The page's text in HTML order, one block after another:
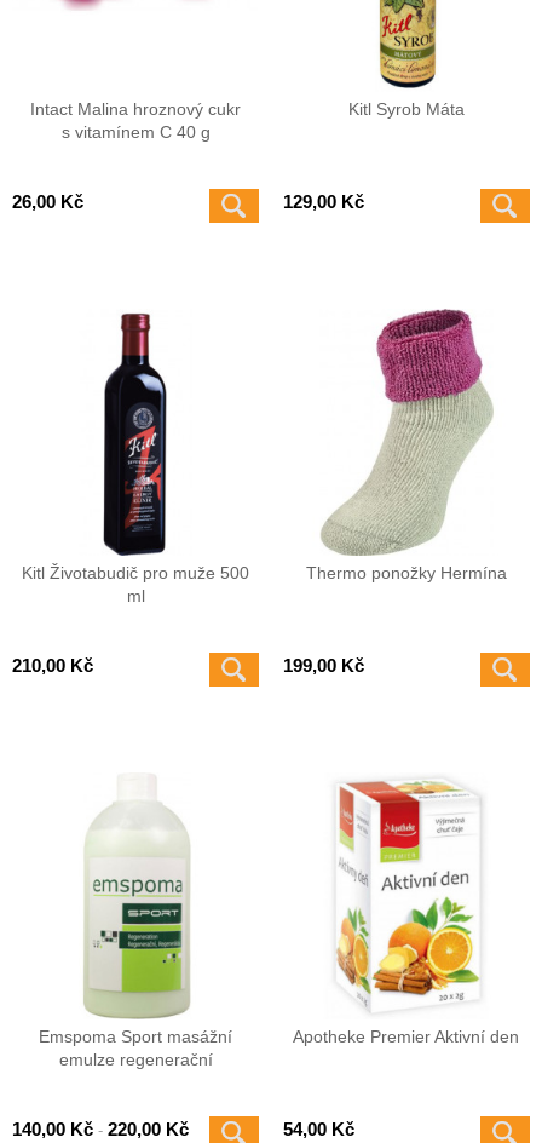
Intact Malina hroznový cukr
s vitamínem C 40 g
26,00 Kč
Kitl Syrob Máta
129,00 Kč
Kitl Životabudič pro muže 500
ml
210,00 Kč
Thermo ponožky Hermína
199,00 Kč
Emspoma Sport masážní
emulze regenerační
140,00 Kč - 220,00 Kč
Apotheke Premier Aktivní den
54,00 Kč